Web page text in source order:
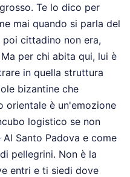
Te lo dico per
mai quando si parla del
cittadino non era,
per chi abita qui, lui è
in quella struttura
bizantine che
orientale è un'emozione
logistico se non
Santo Padova e come
pellegrini. Non è la
entri e ti siedi dove